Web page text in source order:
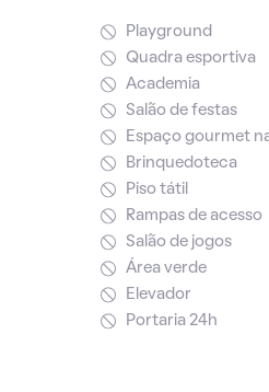
Playground
Quadra esportiva
Academia
Salão de festas
Espaço gourmet
Brinquedoteca
Piso tátil
Rampas de acesso
Salão de jogos
Área verde
Elevador
Portaria 24h